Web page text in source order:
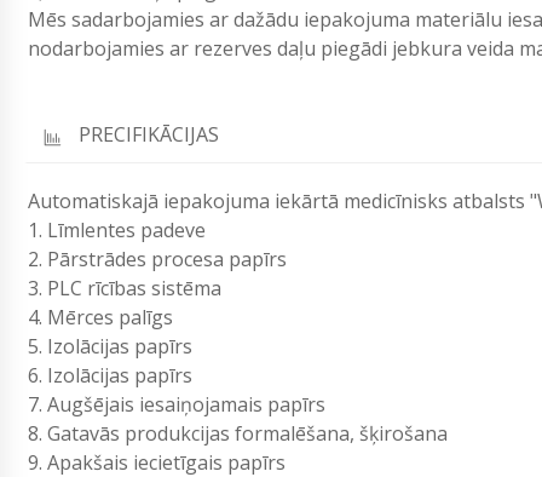
Mēs sadarbojamies ar dažādu iepakojuma materiālu
nodarbojamies ar rezerves daļu piegādi jebkura veida
PRECIFIKĀCIJAS
Automatiskajā iepakojuma iekārtā medicīnisks atbalsts
1. Līmlentes padeve
2. Pārstrādes procesa papīrs
3. PLC rīcības sistēma
4. Mērces palīgs
5. Izolācijas papīrs
6. Izolācijas papīrs
7. Augšējais iesaiņojamais papīrs
8. Gatavās produkcijas formalēšana, šķirošana
9. Apakšais iecietīgais papīrs